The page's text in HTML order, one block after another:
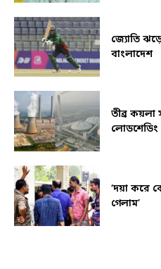
জ্যোতি
বাংলাদেশ
তীব্র কয়লা
লোডশেডিং
‘দয়া করে
গেলাম’